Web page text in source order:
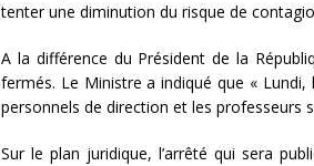
tenter une diminution du risque de
A la différence du Président de la
fermés. Le Ministre a indiqué que «
personnels de direction et les professeurs
Sur le plan juridique, l’arrêté qui sera